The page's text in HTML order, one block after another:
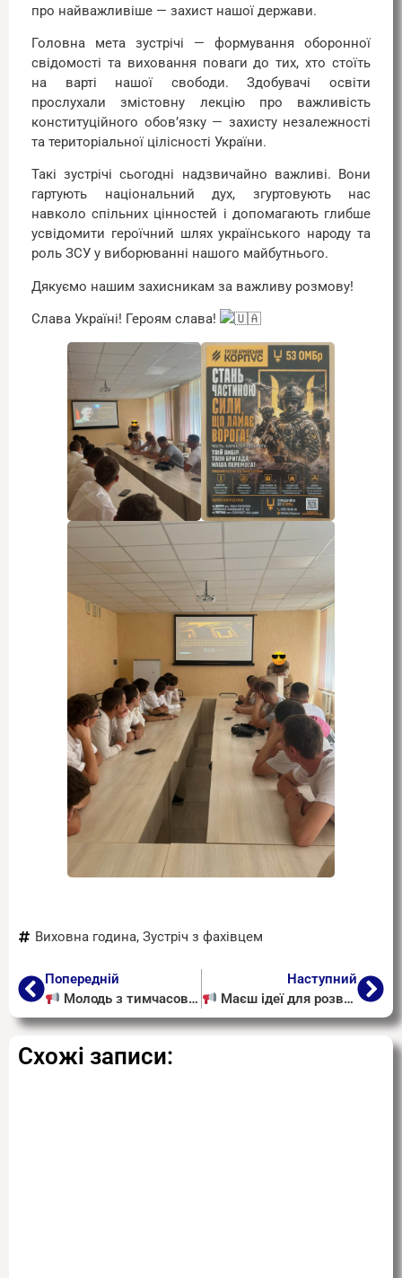
про найважливіше — захист нашої держави.
Головна мета зустрічі — формування оборонної
свідомості та виховання поваги до тих, хто стоїть
на варті нашої свободи. Здобувачі освіти
прослухали змістовну лекцію про важливість
конституційного обов’язку — захисту незалежності
та територіальної цілісності України.
Такі зустрічі сьогодні надзвичайно важливі. Вони
гартують національний дух, згуртовують нас
навколо спільних цінностей і допомагають глибше
усвідомити героїчний шлях українського народу та
роль ЗСУ у виборюванні нашого майбутнього.
Дякуємо нашим захисникам за важливу розмову!
Слава Україні! Героям слава!
Виховна година, Зустріч з фахівцем
Попередній
Молодь з тимчасово окупованих територій може вступити до українських закладів освіти з повним супроводом та державною підтримкою
Наступний
Маєш ідеї для розвитку молоді? Допоможи створити корисний навчальний курс!
Схожі записи: